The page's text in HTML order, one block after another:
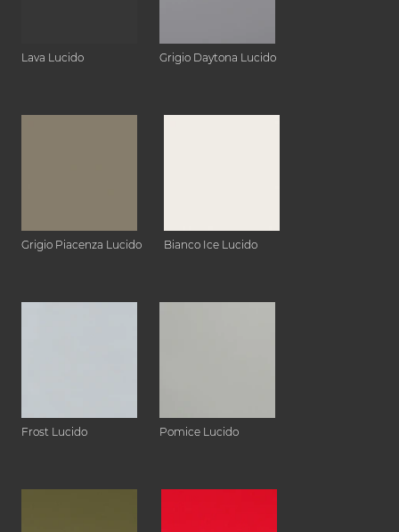
Lava Lucido Grigio Daytona Lucido
Grigio Piacenza Lucido Bianco Ice Lucido
Frost Lucido Pomice Lucido